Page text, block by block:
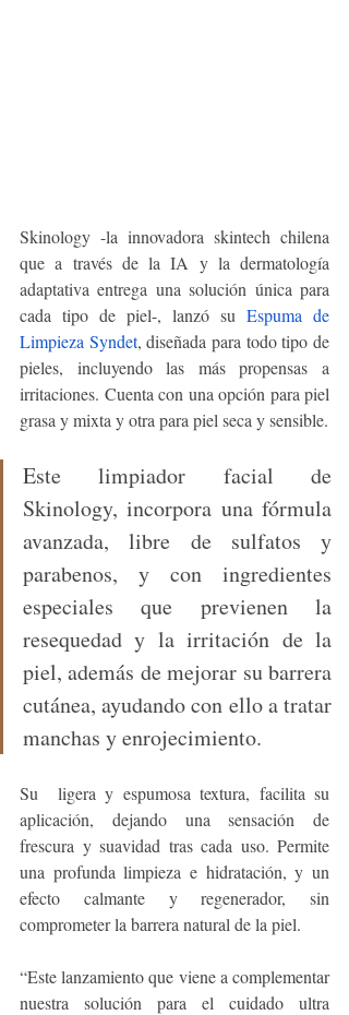
Skinology -la innovadora skintech chilena
que a través de la IA y la dermatología
adaptativa entrega una solución única para
cada tipo de piel-, lanzó su Espuma de
Limpieza Syndet, diseñada para todo tipo de
pieles, incluyendo las más propensas a
irritaciones. Cuenta con una opción para piel
grasa y mixta y otra para piel seca y sensible.
Este limpiador facial de
Skinology, incorpora una fórmula
avanzada, libre de sulfatos y
parabenos, y con ingredientes
especiales que previenen la
resequedad y la irritación de la
piel, además de mejorar su barrera
cutánea, ayudando con ello a tratar
manchas y enrojecimiento.
Su  ligera y espumosa textura, facilita su
aplicación, dejando una sensación de
frescura y suavidad tras cada uso. Permite
una profunda limpieza e hidratación, y un
efecto calmante y regenerador, sin
comprometer la barrera natural de la piel.
“Este lanzamiento que viene a complementar
nuestra solución para el cuidado ultra